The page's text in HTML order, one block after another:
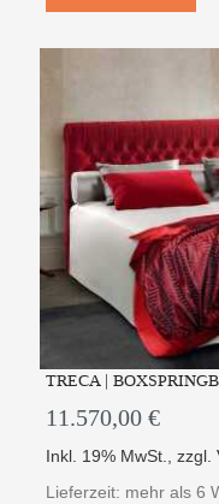
TRECA |
11.570,00 €
Inkl. 19% MwSt. ,zzgl.
Lieferzeit: mehr als 6